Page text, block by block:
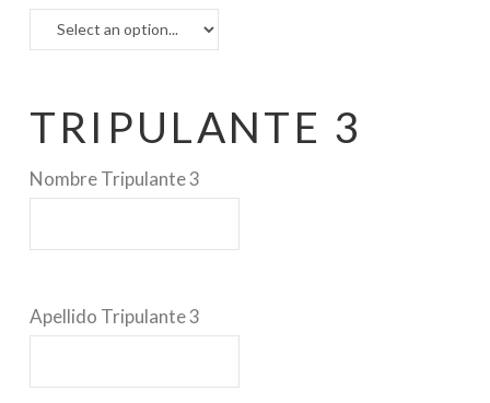
TRIPULANTE 3
Nombre Tripulante 3
Apellido Tripulante 3